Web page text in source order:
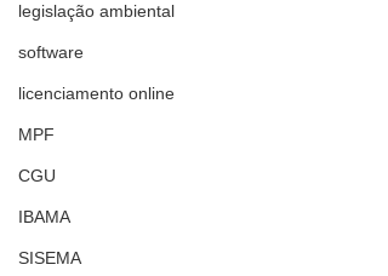
legislação ambiental
software
licenciamento online
MPF
CGU
IBAMA
SISEMA